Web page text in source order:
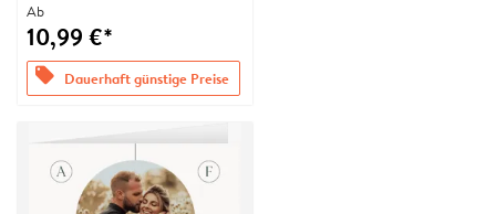
Ab
10,99 €*
offers Dauerhaft günstige Preise